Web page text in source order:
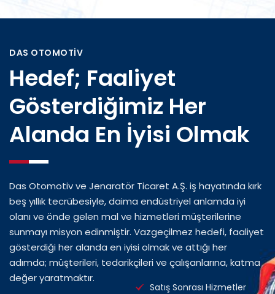
DAS OTOMOTİV
Hedef; Faaliyet
Gösterdiğimiz Her
Alanda En İyisi Olmak
Das Otomotiv ve Jenaratör Ticaret A.Ş. iş hayatında kırk
beş yıllık tecrübesiyle, daima endüstriyel anlamda iyi
olanı ve önde gelen mal ve hizmetleri müşterilerine
sunmayı misyon edinmiştir. Vazgeçilmez hedefi, faaliyet
gösterdiği her alanda en iyisi olmak ve attığı her
adımda; müşterileri, tedarikçileri ve çalışanlarına, katma
değer yaratmaktır.
Satış Sonrası Hizmetler